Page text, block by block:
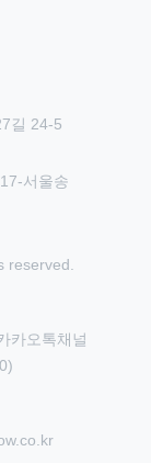
길 24-5
서울송
reserved.
카오톡채널